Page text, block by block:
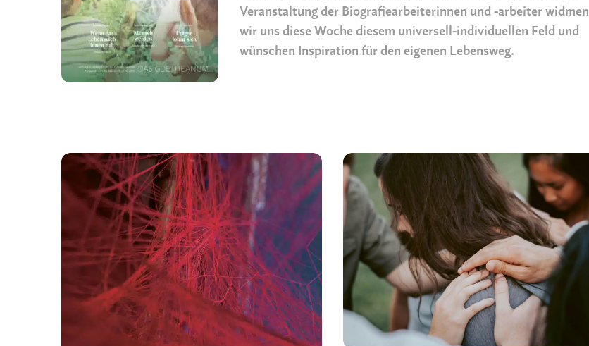
Veranstaltung der Biografiearbeiterinnen und -arbeiter widmen
wir uns diese Woche diesem universell-individuellen Feld und
wünschen Inspiration für den eigenen Lebensweg.